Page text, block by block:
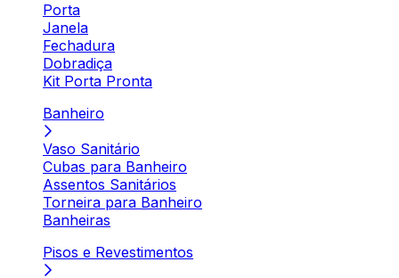
Porta
Janela
Fechadura
Dobradiça
Kit Porta Pronta
Banheiro
Vaso Sanitário
Cubas para Banheiro
Assentos Sanitários
Torneira para Banheiro
Banheiras
Pisos e Revestimentos